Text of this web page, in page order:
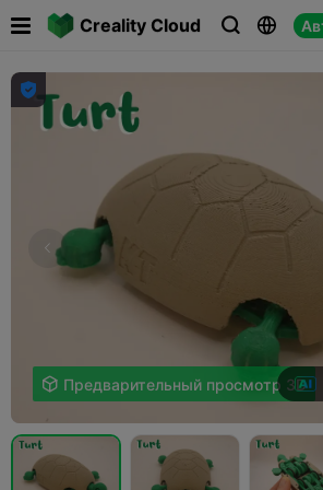
Creality Cloud  

 Предварительный просмотр 3D